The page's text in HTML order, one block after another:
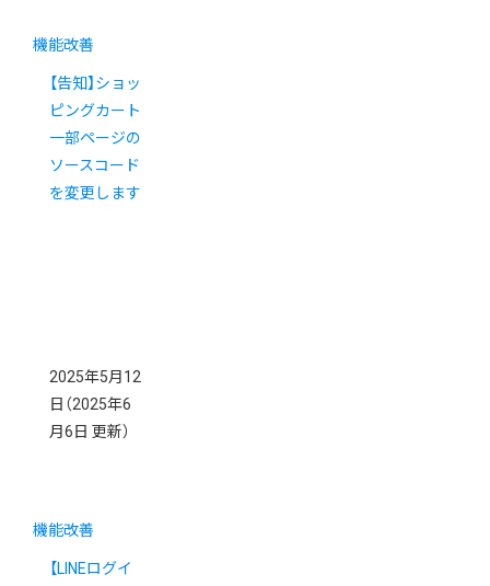
機能改善
【告知】ショッ
ピングカート
一部ページの
ソースコード
を変更します
2025年5月12
日 （2025年6
月6日 更新）
機能改善
【LINEログイ